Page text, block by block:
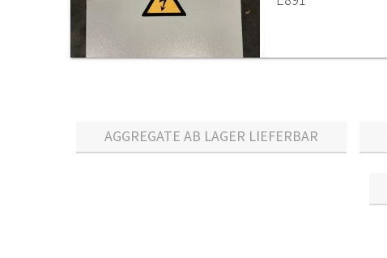
AGGREGATE AB LAGER LIEFERBAR